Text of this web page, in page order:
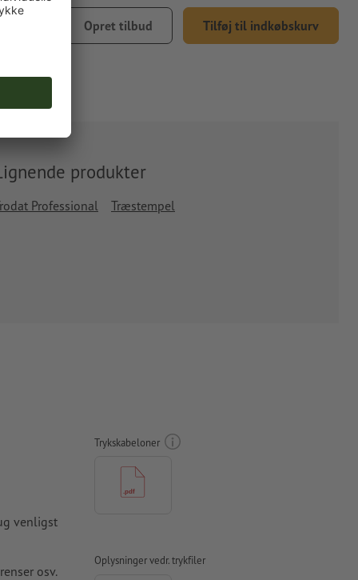
Opret tilbud Tilføj til indkøbskurv
produkter
Professional Træstempel
venligst
osv.
Trykskabeloner
Oplysninger vedr. trykfiler